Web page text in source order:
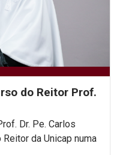
do Reitor Prof.
Dr. Pe. Carlos
da Unicap numa